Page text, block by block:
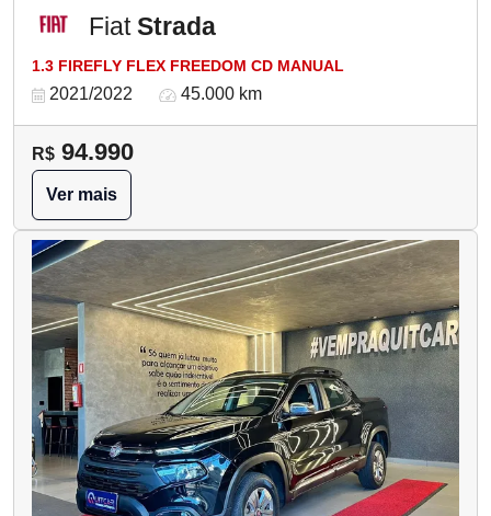
FiatStrada
1.3 FIREFLY FLEX FREEDOM CD MANUAL
2021/2022 45.000 km
R$ 94.990
Ver mais